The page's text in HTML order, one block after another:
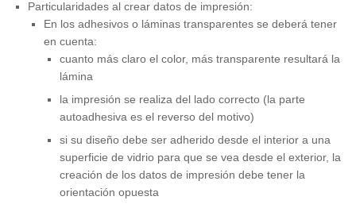
Particularidades al crear datos de impresión:
En los adhesivos o láminas transparentes se deberá tener
en cuenta:
cuanto más claro el color, más transparente resultará la
lámina
la impresión se realiza del lado correcto (la parte
autoadhesiva es el reverso del motivo)
si su diseño debe ser adherido desde el interior a una
superficie de vidrio para que se vea desde el exterior, la
creación de los datos de impresión debe tener la
orientación opuesta